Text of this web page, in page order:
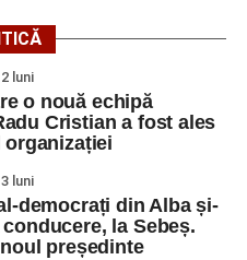
luni
o nouă echipă
Cristian a fost ales
organizației
luni
democrați din Alba și-
la Sebeș.
președinte